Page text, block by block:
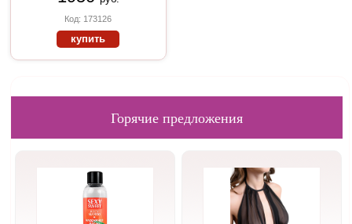
Код: 173126
купить
Горячие предложения